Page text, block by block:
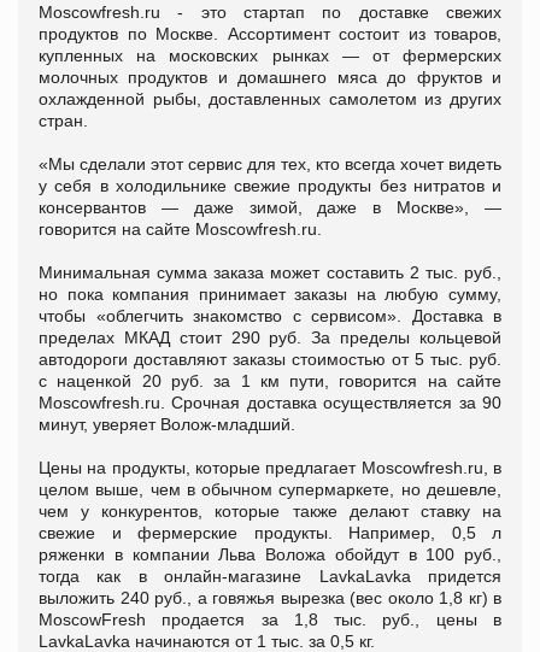
Moscowfresh.ru - это стартап по доставке свежих
продуктов по Москве. Ассортимент состоит из товаров,
купленных на московских рынках — от фермерских
молочных продуктов и домашнего мяса до фруктов и
охлажденной рыбы, доставленных самолетом из других
стран.
«Мы сделали этот сервис для тех, кто всегда хочет видеть
у себя в холодильнике свежие продукты без нитратов и
консервантов — даже зимой, даже в Москве», —
говорится на сайте Moscowfresh.ru.
Минимальная сумма заказа может составить 2 тыс. руб.,
но пока компания принимает заказы на любую сумму,
чтобы «облегчить знакомство с сервисом». Доставка в
пределах МКАД стоит 290 руб. За пределы кольцевой
автодороги доставляют заказы стоимостью от 5 тыс. руб.
с наценкой 20 руб. за 1 км пути, говорится на сайте
Moscowfresh.ru. Срочная доставка осуществляется за 90
минут, уверяет Волож-младший.
Цены на продукты, которые предлагает Moscowfresh.ru, в
целом выше, чем в обычном супермаркете, но дешевле,
чем у конкурентов, которые также делают ставку на
свежие и фермерские продукты. Например, 0,5 л
ряженки в компании Льва Воложа обойдут в 100 руб.,
тогда как в онлайн-магазине LavkaLavka придется
выложить 240 руб., а говяжья вырезка (вес около 1,8 кг) в
MoscowFresh продается за 1,8 тыс. руб., цены в
LavkaLavka начинаются от 1 тыс. за 0,5 кг.